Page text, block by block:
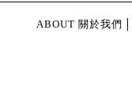
ABOUT 關於我們